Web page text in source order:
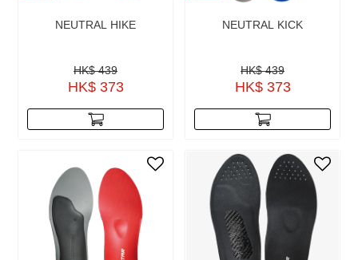
NEUTRAL HIKE
HK$ 439
HK$ 373
NEUTRAL KICK
HK$ 439
HK$ 373